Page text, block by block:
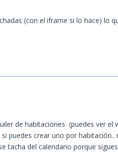
(con el iframe si lo hace) lo
de habitaciones (puedes ver el
puedes crear uno por habitación..
tacha del calendario porque